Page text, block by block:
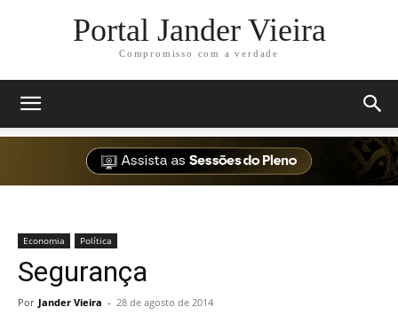
Portal Jander Vieira
Compromisso com a verdade
Economia Política
Segurança
Por Jander Vieira - 28 de agosto de 2014